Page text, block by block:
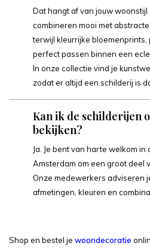
Dat hangt af van jouw
combineren mooi met
terwijl kleurrijke
perfect passen binnen een
In onze collectie vind je
zodat er altijd een schilderij is
Kan ik de schilderijen
bekijken?
Ja. Je bent van harte welkom
Amsterdam om een groot deel
Onze medewerkers adviseren
afmetingen, kleuren en
Shop en bestel je woondecoratie